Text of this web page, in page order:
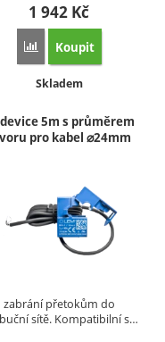
Lynx D (sada pro
1 942 Kč
Přidat 'CT device 30m'
Koupit
Dostupnost:
Skladem
device 5m s průměrem
pro kabel ⌀24mm
zabrání přetokům do
sítě. Kompatibilní s…